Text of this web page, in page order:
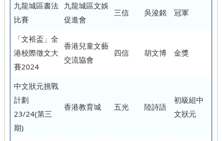
九龍城區書法
比賽
九龍城區文娛
促進會
三信 吳浚銘 冠軍
「文裕盃」全
港校際徵文大
賽2024
香港兒童文藝
交流協會
四信 胡文博 金獎
中文狀元挑戰
計劃
23/24(第三
期)
香港教育城 五光 陸詩語
初級組中
文狀元